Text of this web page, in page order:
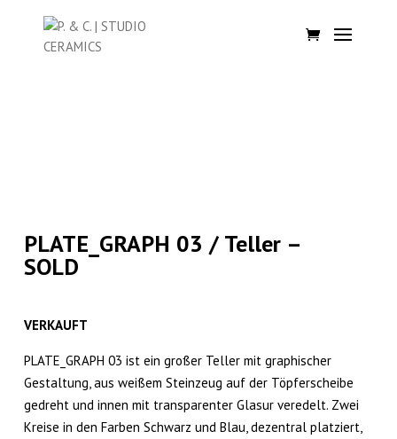
PLATE_GRAPH 03 / Teller –
SOLD
VERKAUFT
PLATE_GRAPH 03 ist ein großer Teller mit graphischer
Gestaltung, aus weißem Steinzeug auf der Töpferscheibe
gedreht und innen mit transparenter Glasur veredelt. Zwei
Kreise in den Farben Schwarz und Blau, dezentral platziert,